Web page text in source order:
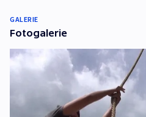
GALERIE
Fotogalerie